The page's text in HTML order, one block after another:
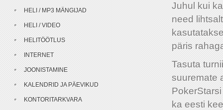
Juhul kui
need
päris
Tasuta
suuremate
ka eesti
HELI / MP3 MÄNGIJAD
HELI / VIDEO
HELITÖÖTLUS
INTERNET
JOONISTAMINE
KALENDRID JA PÄEVIKUD
KONTORITARKVARA